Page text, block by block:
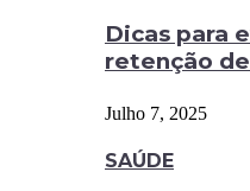
Dicas para
retenção
Julho 7, 2025
SAÚDE